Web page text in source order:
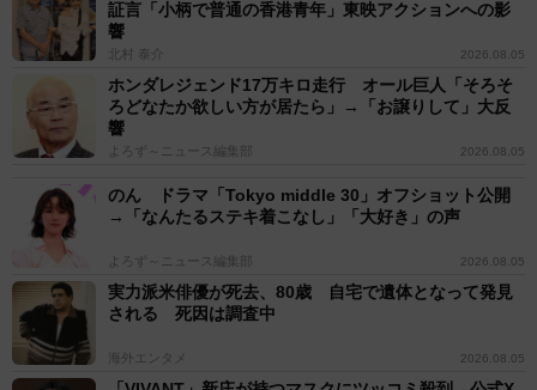
証言「小柄で普通の香港青年」東映アクションへの影
響
北村 泰介 2026.08.05
ホンダレジェンド17万キロ走行 オール巨人「そろそ
ろどなたか欲しい方が居たら」→「お譲りして」大反
響
よろず～ニュース編集部 2026.08.05
のん ドラマ「Tokyo middle 30」オフショット公開
→「なんたるステキ着こなし」「大好き」の声
よろず～ニュース編集部 2026.08.05
実力派米俳優が死去、80歳 自宅で遺体となって発見
される 死因は調査中
海外エンタメ 2026.08.05